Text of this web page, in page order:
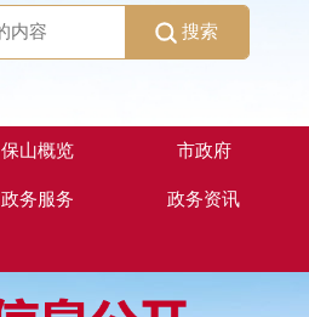
搜索
保山概览 市政府
政务服务 政务资讯